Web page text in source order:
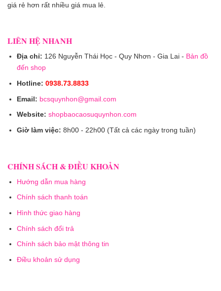
giá rẻ hơn rất nhiều giá mua lẻ.
LIÊN HỆ NHANH
Địa chỉ: 126 Nguyễn Thái Học - Quy Nhơn - Gia Lai - Bản đồ
đến shop
Hotline: 0938.73.8833
Email: bcsquynhon@gmail.com
Website: shopbaocaosuquynhon.com
Giờ làm việc: 8h00 - 22h00 (Tất cả các ngày trong tuần)
CHÍNH SÁCH & ĐIỀU KHOẢN
Hướng dẫn mua hàng
Chính sách thanh toán
Hình thức giao hàng
Chính sách đổi trả
Chính sách bảo mật thông tin
Điều khoản sử dụng